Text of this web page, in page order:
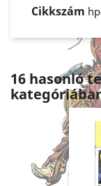
Cikkszám
16 hasonló